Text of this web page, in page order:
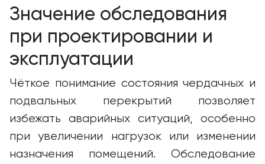
Значение обследования
при проектировании и
эксплуатации
Чёткое понимание состояния чердачных и
подвальных перекрытий позволяет
избежать аварийных ситуаций, особенно
при увеличении нагрузок или изменении
назначения помещений. Обследование